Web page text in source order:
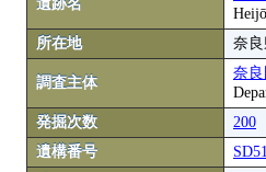
遺跡名
所在地
奈
調査主体
奈
発掘次数
200
遺構番号